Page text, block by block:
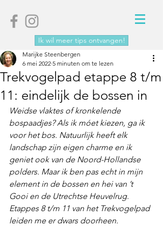
Ik wil meer tips ontvangen!
Trekvogelpad etappe 8 t/m
11: eindelijk de bossen in
Marijke Steenbergen
6 mei 2022 5 minuten om te lezen
Weidse vlaktes of kronkelende
bospaadjes? Als ik móet kiezen, ga ik
voor het bos. Natuurlijk heeft elk
landschap zijn eigen charme en ik
geniet ook van de Noord-Hollandse
polders. Maar ik ben pas echt in mijn
element in de bossen en hei van ’t
Gooi en de Utrechtse Heuvelrug.
Etappes 8 t/m 11 van het Trekvogelpad
leiden me er dwars doorheen.